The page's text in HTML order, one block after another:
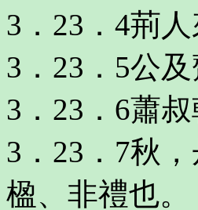
3．23．4荊
3．23．5公
3．23．6蕭
3．23．7秋
楹、非禮也。